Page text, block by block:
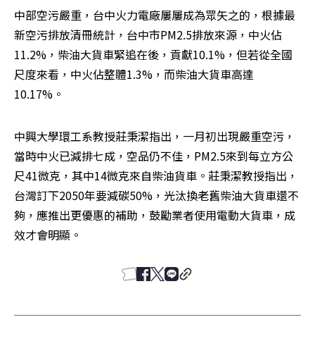
中部空污嚴重，台中火力電廠屢屢成為眾矢之的，根據最
新空污排放清冊統計，台中市PM2.5排放來源，中火佔
11.2%，柴油大貨車緊追在後，貢獻10.1%，但若從全國
尺度來看，中火佔整體1.3%，而柴油大貨車高達
10.17%。
中興大學環工系教授莊秉潔指出，一月初出現嚴重空污，
當時中火已減排七成，空品仍不佳，PM2.5來到每立方公
尺41微克，其中14微克來自柴油貨車。莊秉潔教授指出，
台灣訂下2050年要減碳50%，光汰換老舊柴油大貨車還不
夠，應推出更優惠的補助，鼓勵業者使用電動大貨車，成
效才會明顯。